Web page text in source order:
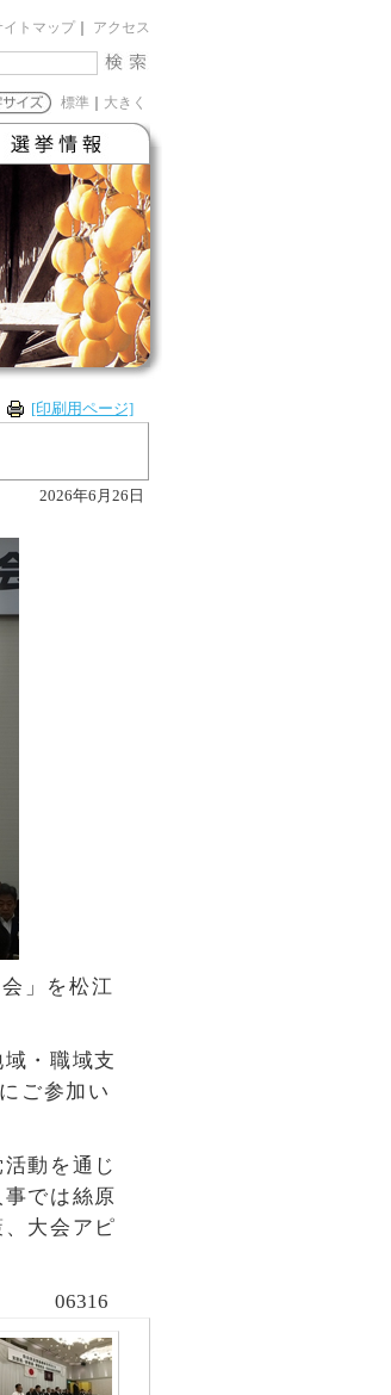
イトマップ アクセス
標準 大きく
[印刷用ページ]
2026年6月26日
」を松江
・職域支
ご参加い
動を通じ
では絲原
大会アピ
06316